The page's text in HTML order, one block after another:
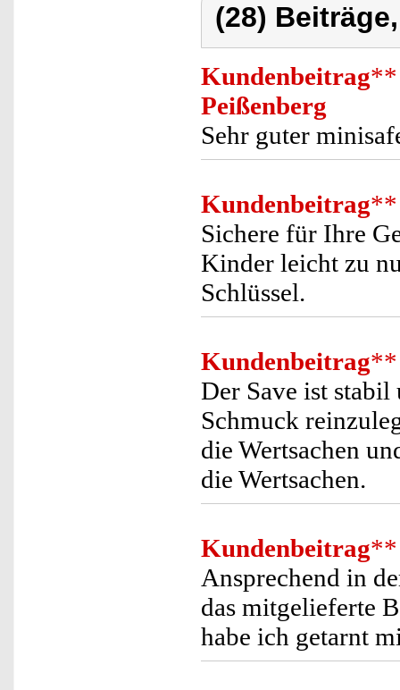
(28)
Kundenbeitrag**
Peißenberg
Sehr guter
Kundenbeitrag**
Sichere für Ihre
Kinder leicht zu
Schlüssel.
Kundenbeitrag**
Der Save ist
Schmuck
die Wertsachen
die Wertsachen.
Kundenbeitrag**
Ansprechend in
das mitgelieferte
habe ich getarnt